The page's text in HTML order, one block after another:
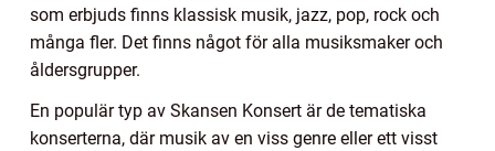
som erbjuds finns klassisk musik, jazz, pop, rock och
många fler. Det finns något för alla musiksmaker och
åldersgrupper.
En populär typ av Skansen Konsert är de tematiska
konserterna, där musik av en viss genre eller ett visst